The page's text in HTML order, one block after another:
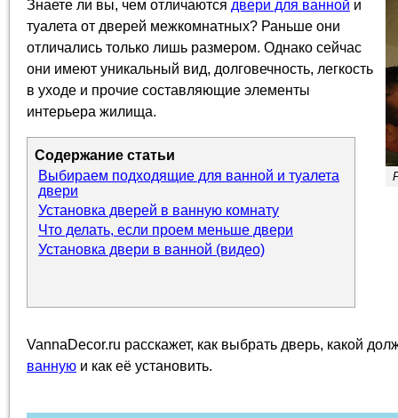
Знаете ли вы, чем отличаются двери для ванной и
туалета от дверей межкомнатных? Раньше они
отличались только лишь размером. Однако сейчас
они имеют уникальный вид, долговечность, легкость
в уходе и прочие составляющие элементы
интерьера жилища.
Содержание статьи
Выбираем подходящие для ванной и туалета
двери
Установка дверей в ванную комнату
Что делать, если проем меньше двери
Установка двери в ванной (видео)
VannaDecor.ru расскажет, как выбрать дверь, какой
ванную и как её установить.